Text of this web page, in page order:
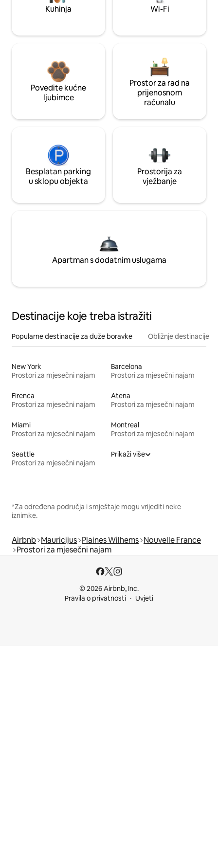
Kuhinja Wi-Fi
Povedite kućne
ljubimce
Prostor za rad na
prijenosnom
računalu
Besplatan parking
u sklopu objekta
Prostorija za
vježbanje
Apartman s dodatnim uslugama
Destinacije koje treba istražiti
Popularne destinacije za duže boravke Obližnje destinacije
New York
Prostori za mjesečni najam
Barcelona
Prostori za mjesečni najam
Firenca
Prostori za mjesečni najam
Atena
Prostori za mjesečni najam
Miami
Prostori za mjesečni najam
Montreal
Prostori za mjesečni najam
Seattle
Prostori za mjesečni najam
Prikaži više
*Za određena područja i smještaje mogu vrijediti neke
iznimke.
Airbnb Mauricijus Plaines Wilhems Nouvelle France
Prostori za mjesečni najam
© 2026 Airbnb, Inc.
Pravila o privatnosti
Uvjeti